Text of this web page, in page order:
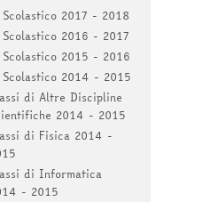
Scolastico 2017 - 2018
Scolastico 2016 - 2017
Scolastico 2015 - 2016
Scolastico 2014 - 2015
di Altre Discipline
2014 - 2015
di Fisica 2014 -
di Informatica
- 2015